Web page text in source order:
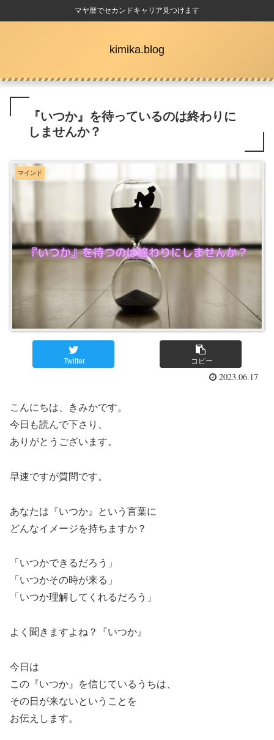
マヤ暦でセカンドキャリア見つけます
kimika.blog
『いつか』を待っているのは終わりに
しませんか？
マインド
Twitter コピー
2023.06.17
こんにちは、きみかです。
今日も読んで下さり、
ありがとうございます。
早速ですが質問です。
あなたは『いつか』という言葉に
どんなイメージを持ちますか？
「いつかできるだろう」
「いつかその時が来る」
「いつか理解してくれるだろう」
よく聞きますよね？『いつか』
今日は
この『いつか』を信じているうちは、
その日が来ないということを
お伝えします。